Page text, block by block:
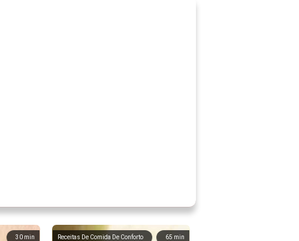
30 min 65 min
Receitas De Comida De Conforto